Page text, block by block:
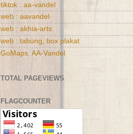
tiktok : aa-vandel
web : aavandel
web : akhia-arts
web : tabung, box plakat
GoMaps. AA-Vandel
TOTAL PAGEVIEWS
FLAGCOUNTER